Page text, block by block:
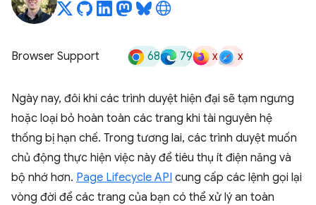
Browser Support 68 79 x x
Ngày nay, đôi khi các trình duyệt hiện đại sẽ tạm ngưng
hoặc loại bỏ hoàn toàn các trang khi tài nguyên hệ
thống bị hạn chế. Trong tương lai, các trình duyệt muốn
chủ động thực hiện việc này để tiêu thụ ít điện năng và
bộ nhớ hơn. Page Lifecycle API cung cấp các lệnh gọi lại
vòng đời để các trang của bạn có thể xử lý an toàn